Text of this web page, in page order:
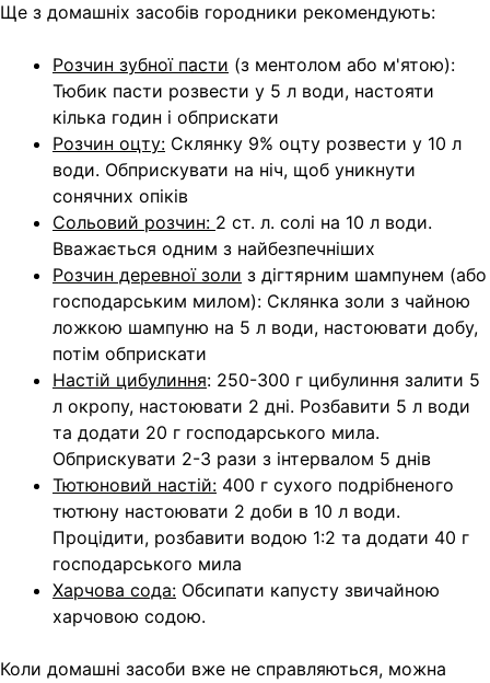
Ще з домашніх засобів городники рекомендують:
Розчин зубної пасти (з ментолом або м'ятою):
Тюбик пасти розвести у 5 л води, настояти
кілька годин і обприскати
Розчин оцту: Склянку 9% оцту розвести у 10 л
води. Обприскувати на ніч, щоб уникнути
сонячних опіків
Сольовий розчин: 2 ст. л. солі на 10 л води.
Вважається одним з найбезпечніших
Розчин деревної золи з дігтярним шампунем (або
господарським милом): Склянка золи з чайною
ложкою шампуню на 5 л води, настоювати добу,
потім обприскати
Настій цибулиння: 250-300 г цибулиння залити 5
л окропу, настоювати 2 дні. Розбавити 5 л води
та додати 20 г господарського мила.
Обприскувати 2-3 рази з інтервалом 5 днів
Тютюновий настій: 400 г сухого подрібненого
тютюну настоювати 2 доби в 10 л води.
Процідити, розбавити водою 1:2 та додати 40 г
господарського мила
Харчова сода: Обсипати капусту звичайною
харчовою содою.
Коли домашні засоби вже не справляються, можна